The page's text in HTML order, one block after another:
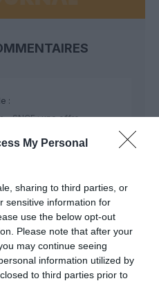
My Personal
sharing to third parties, or
sensitive information for
use the below opt-out
Please note that after your
may continue seeing
information utilized by
to third parties prior to
:
– SNCF : une offre
d’embarquement passe
Check